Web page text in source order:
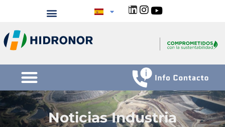
Noticias Industria